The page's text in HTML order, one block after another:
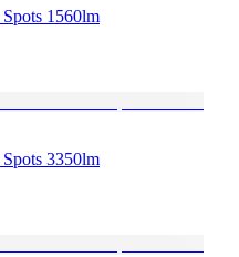
1560lm
3350lm